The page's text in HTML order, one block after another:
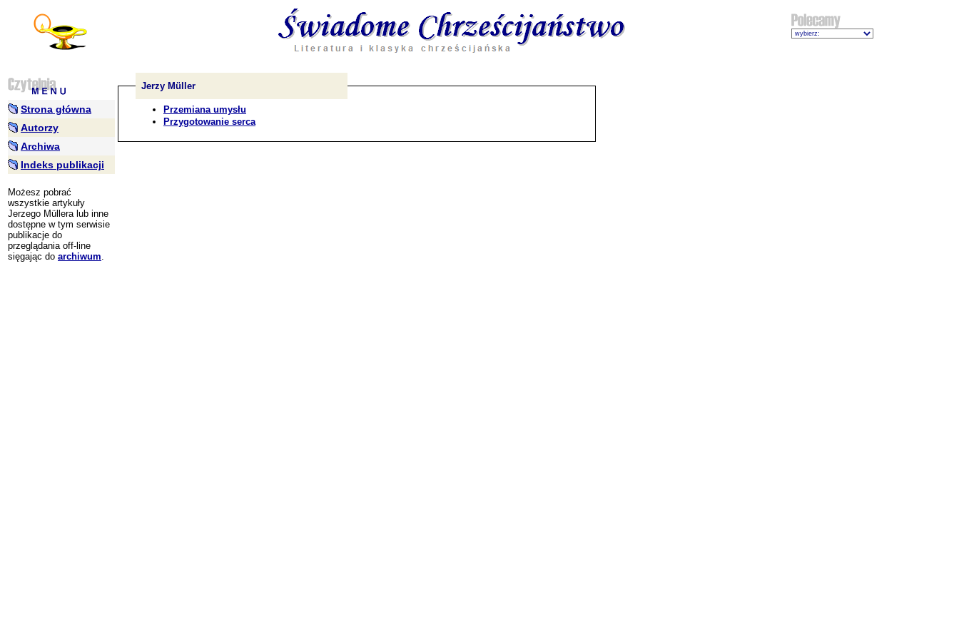
Strona główna
Autorzy
Archiwa
Indeks publikacji
Możesz pobrać
wszystkie artykuły
Jerzego Müllera lub inne
dostępne w tym serwisie
publikacje do
przeglądania off-line
sięgając do archiwum.
Jerzy Müller
Przemiana umysłu
Przygotowanie serca